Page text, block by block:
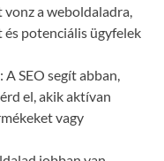
a weboldaladra,
és potenciális ügyfelek
: A SEO segít abban,
el, akik aktívan
vagy